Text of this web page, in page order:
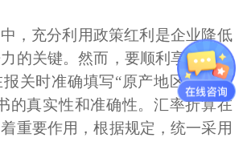
，充分利用政策红利是企业降低
的关键。然而，要顺利享受这一
关时准确填写“原产地区域价值
的真实性和准确性。汇率折算在
重要作用，根据规定，统一采用